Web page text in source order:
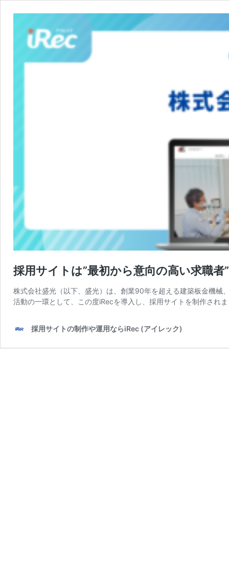
採用サイトは”最初から意向の高い求職
株式会社盛光（以下、盛光）は、創業90年を超える建築板金機
活動の一環として、この度iRecを導入し、採用サイトを制作され
採用サイトの制作や運用ならiRec (アイレック)